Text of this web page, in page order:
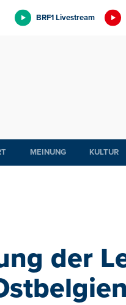
BRF1 Livestream
MEINUNG KULTUR
der